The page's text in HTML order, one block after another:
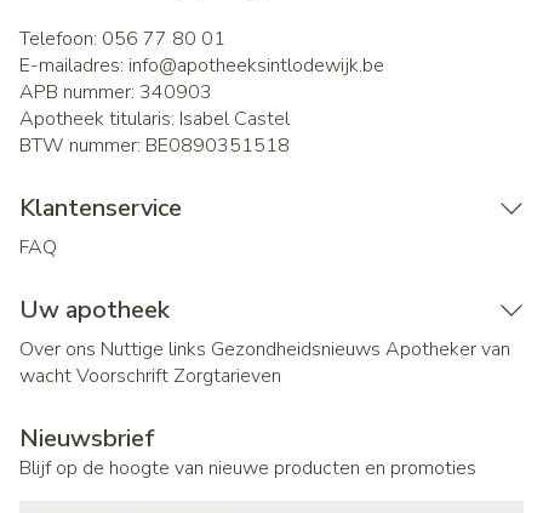
Telefoon: 056 77 80 01
E-mailadres: info@apotheeksintlodewijk.be
APB nummer: 340903
Apotheek titularis: Isabel Castel
BTW nummer: BE0890351518
Klantenservice
FAQ
Uw apotheek
Over ons Nuttige links Gezondheidsnieuws Apotheker van
wachtVoorschrift Zorgtarieven
Nieuwsbrief
Blijf op de hoogte van nieuwe producten en promoties